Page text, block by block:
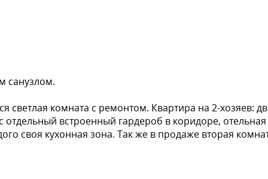
санузлом.
светлая комната с ремонтом. Квартира на 2-хозяев:
встроенный гардероб в коридоре,
своя кухонная зона. Так же в продаже вторая